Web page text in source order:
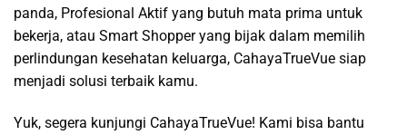
panda, Profesional Aktif yang butuh mata prima untuk
bekerja, atau Smart Shopper yang bijak dalam memilih
perlindungan kesehatan keluarga, CahayaTrueVue siap
menjadi solusi terbaik kamu.
Yuk, segera kunjungi CahayaTrueVue! Kami bisa bantu